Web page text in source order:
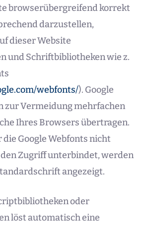
browserübergreifend korrekt
darzustellen,
dieser Website
und Schriftbibliotheken wie z.
webfonts/). Google
zur Vermeidung mehrfachen
Ihres Browsers übertragen.
die Google Webfonts nicht
Zugriff unterbindet, werden
angezeigt.
oder
löst automatisch eine